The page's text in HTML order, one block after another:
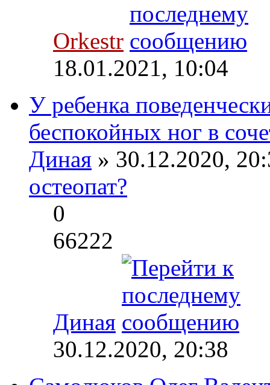
Orkestr
18.01.2021, 10:04
У ребенка
беспокойных ног в
Диная » 30.12.2020,
остеопат?
0
66222
Диная
30.12.2020, 20:38